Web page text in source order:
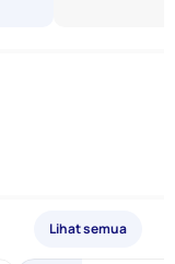
Lihat semua